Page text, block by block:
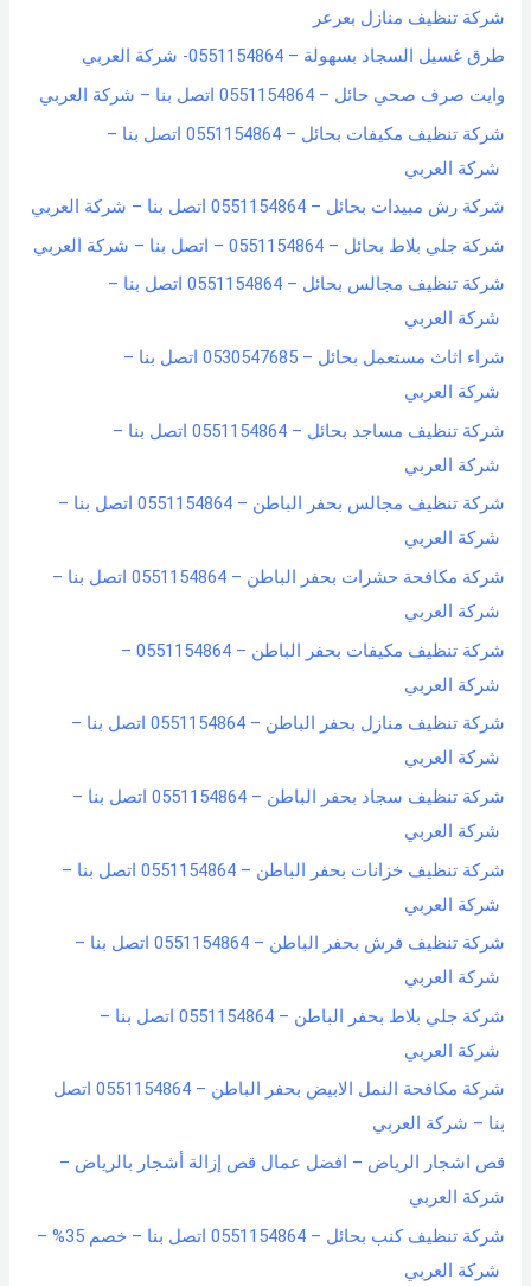
شركة تنظيف منازل بعرعر
طرق غسيل السجاد بسهولة – 0551154864- شركة العربي
وايت صرف صحي حائل – 0551154864 اتصل بنا – شركة العربي
شركة تنظيف مكيفات بحائل – 0551154864 اتصل بنا –
شركة العربي
شركة رش مبيدات بحائل – 0551154864 اتصل بنا – شركة العربي
شركة جلي بلاط بحائل – 0551154864 – اتصل بنا – شركة العربي
شركة تنظيف مجالس بحائل – 0551154864 اتصل بنا –
شركة العربي
شراء اثاث مستعمل بحائل – 0530547685 اتصل بنا –
شركة العربي
شركة تنظيف مساجد بحائل – 0551154864 اتصل بنا –
شركة العربي
شركة تنظيف مجالس بحفر الباطن – 0551154864 اتصل بنا –
شركة العربي
شركة مكافحة حشرات بحفر الباطن – 0551154864 اتصل بنا –
شركة العربي
شركة تنظيف مكيفات بحفر الباطن – 0551154864 –
شركة العربي
شركة تنظيف منازل بحفر الباطن – 0551154864 اتصل بنا –
شركة العربي
شركة تنظيف سجاد بحفر الباطن – 0551154864 اتصل بنا –
شركة العربي
شركة تنظيف خزانات بحفر الباطن – 0551154864 اتصل بنا –
شركة العربي
شركة تنظيف فرش بحفر الباطن – 0551154864 اتصل بنا –
شركة العربي
شركة جلي بلاط بحفر الباطن – 0551154864 اتصل بنا –
شركة العربي
شركة مكافحة النمل الابيض بحفر الباطن – 0551154864 اتصل
بنا – شركة العربي
قص اشجار الرياض – افضل عمال قص إزالة أشجار بالرياض –
شركة العربي
شركة تنظيف كنب بحائل – 0551154864 اتصل بنا – خصم 35% –
شركة العربي